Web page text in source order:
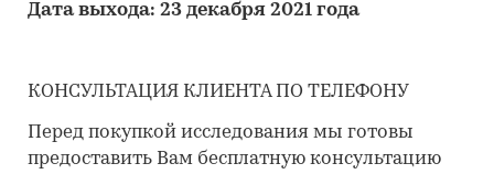
Дата выхода: 23 декабря 2021 года
КОНСУЛЬТАЦИЯ КЛИЕНТА ПО ТЕЛЕФОНУ
Перед покупкой исследования мы готовы
предоставить Вам бесплатную консультацию